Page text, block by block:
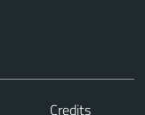
Credits